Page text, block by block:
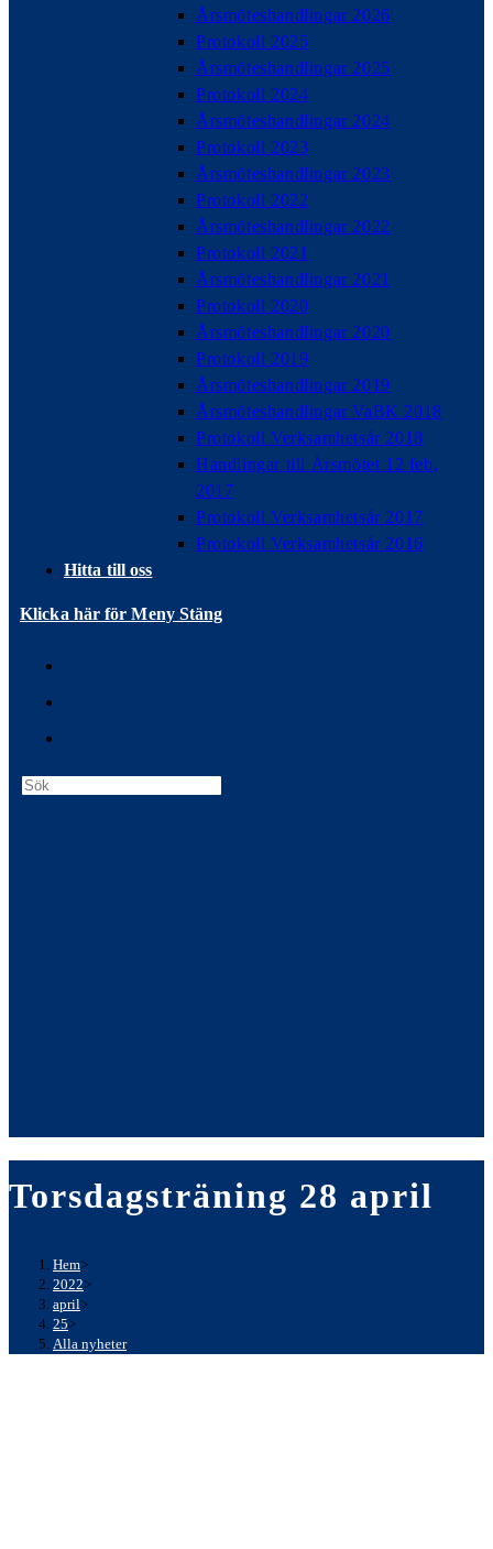
Årsmöteshandlingar 2026
Protokoll 2025
Årsmöteshandlingar 2025
Protokoll 2024
Årsmöteshandlingar 2024
Protokoll 2023
Årsmöteshandlingar 2023
Protokoll 2022
Årsmöteshandlingar 2022
Protokoll 2021
Årsmöteshandlingar 2021
Protokoll 2020
Årsmöteshandlingar 2020
Protokoll 2019
Årsmöteshandlingar 2019
Årsmöteshandlingar VaBK 2018
Protokoll Verksamhetsår 2018
Handlingar till Årsmötet 12 feb,
2017
Protokoll Verksamhetsår 2017
Protokoll Verksamhetsår 2016
Hitta till oss
Klicka här för Meny Stäng
Torsdagsträning 28 april
Hem>
2022>
april>
25>
Alla nyheter